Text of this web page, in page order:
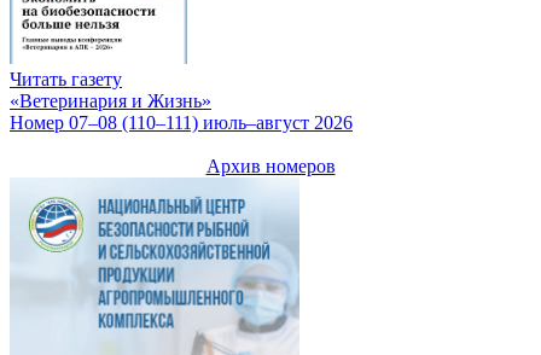
Читать газету
«Ветеринария и Жизнь»
Номер 07–08 (110–111) июль–август 2026
Архив номеров